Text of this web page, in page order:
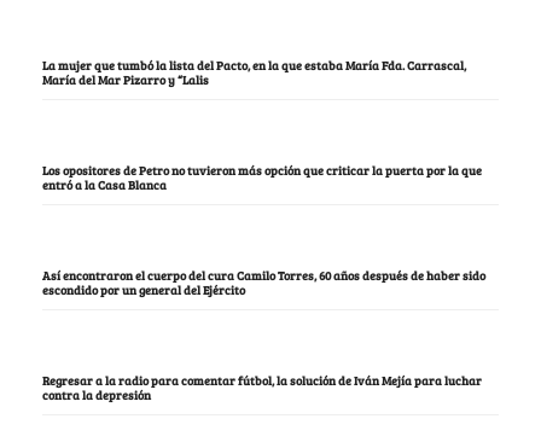
La mujer que tumbó la lista del Pacto, en la que estaba María Fda. Carrascal,
María del Mar Pizarro y “Lalis
Los opositores de Petro no tuvieron más opción que criticar la puerta por la que
entró a la Casa Blanca
Así encontraron el cuerpo del cura Camilo Torres, 60 años después de haber sido
escondido por un general del Ejército
Regresar a la radio para comentar fútbol, la solución de Iván Mejía para luchar
contra la depresión